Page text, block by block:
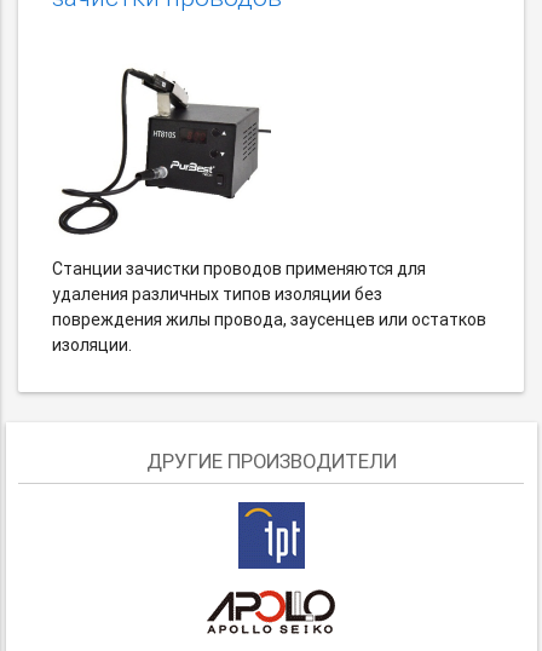
Станции зачистки проводов применяются для
удаления различных типов изоляции без
повреждения жилы провода, заусенцев или остатков
изоляции.
ДРУГИЕ ПРОИЗВОДИТЕЛИ